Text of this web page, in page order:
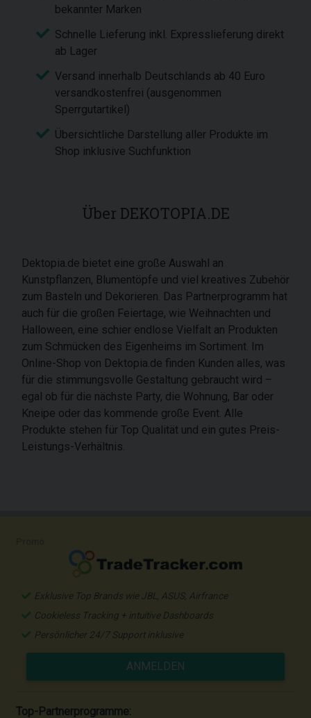
bekannter Marken
Schnelle Lieferung inkl. Expresslieferung direkt
ab Lager
Versand innerhalb Deutschlands ab 40 Euro
versandkostenfrei (ausgenommen
Sperrgutartikel)
Übersichtliche Darstellung aller Produkte im
Shop inklusive Suchfunktion
Über DEKOTOPIA.DE
Dektopia.de bietet eine große Auswahl an
Kunstpflanzen, Blumentöpfe und viel kreatives Zubehör
zum Basteln und Dekorieren. Das Partnerprogramm hat
auch für die großen Feiertage, wie Weihnachten und
Halloween, eine schier endlose Vielfalt an Produkten
zum Schmücken des Eigenheims im Sortiment. Im
Online-Shop von Dektopia.de finden Kunden alles, was
für die stimmungsvolle Gestaltung gebraucht wird –
egal ob für die nächste Party, die Wohnung, Bar oder
Kneipe oder das kommende große Event. Alle
Produkte stehen für Top Qualität und ein gutes Preis-
Leistungs-Verhältnis.
Exklusive Top Brands wie JBL, ASUS, Airfrance
Cookieless Tracking + intuitive Dashboards
Persönlicher 24/7 Support inklusive
ANMELDEN
Top-Partnerprogramme: